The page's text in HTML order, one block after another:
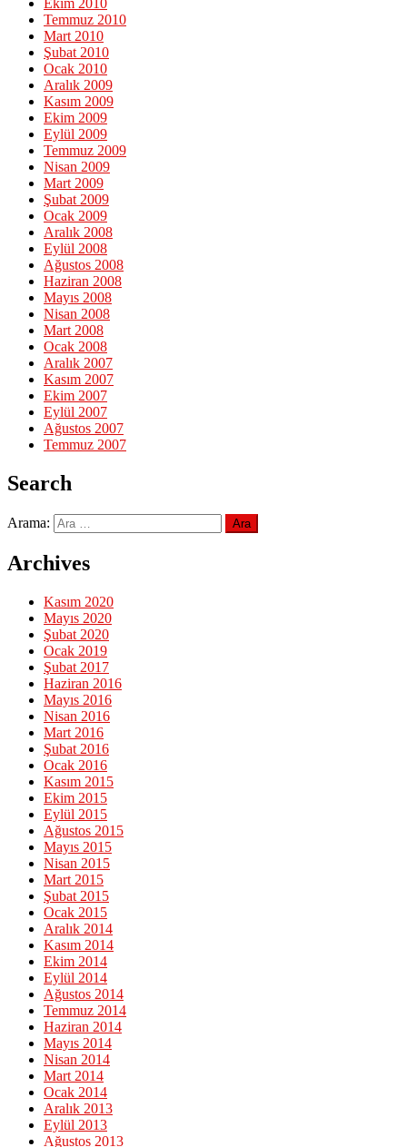
Ekim 2010
Temmuz 2010
Mart 2010
Şubat 2010
Ocak 2010
Aralık 2009
Kasım 2009
Ekim 2009
Eylül 2009
Temmuz 2009
Nisan 2009
Mart 2009
Şubat 2009
Ocak 2009
Aralık 2008
Eylül 2008
Ağustos 2008
Haziran 2008
Mayıs 2008
Nisan 2008
Mart 2008
Ocak 2008
Aralık 2007
Kasım 2007
Ekim 2007
Eylül 2007
Ağustos 2007
Temmuz 2007
Search
Arama:
Archives
Kasım 2020
Mayıs 2020
Şubat 2020
Ocak 2019
Şubat 2017
Haziran 2016
Mayıs 2016
Nisan 2016
Mart 2016
Şubat 2016
Ocak 2016
Kasım 2015
Ekim 2015
Eylül 2015
Ağustos 2015
Mayıs 2015
Nisan 2015
Mart 2015
Şubat 2015
Ocak 2015
Aralık 2014
Kasım 2014
Ekim 2014
Eylül 2014
Ağustos 2014
Temmuz 2014
Haziran 2014
Mayıs 2014
Nisan 2014
Mart 2014
Ocak 2014
Aralık 2013
Eylül 2013
Ağustos 2013